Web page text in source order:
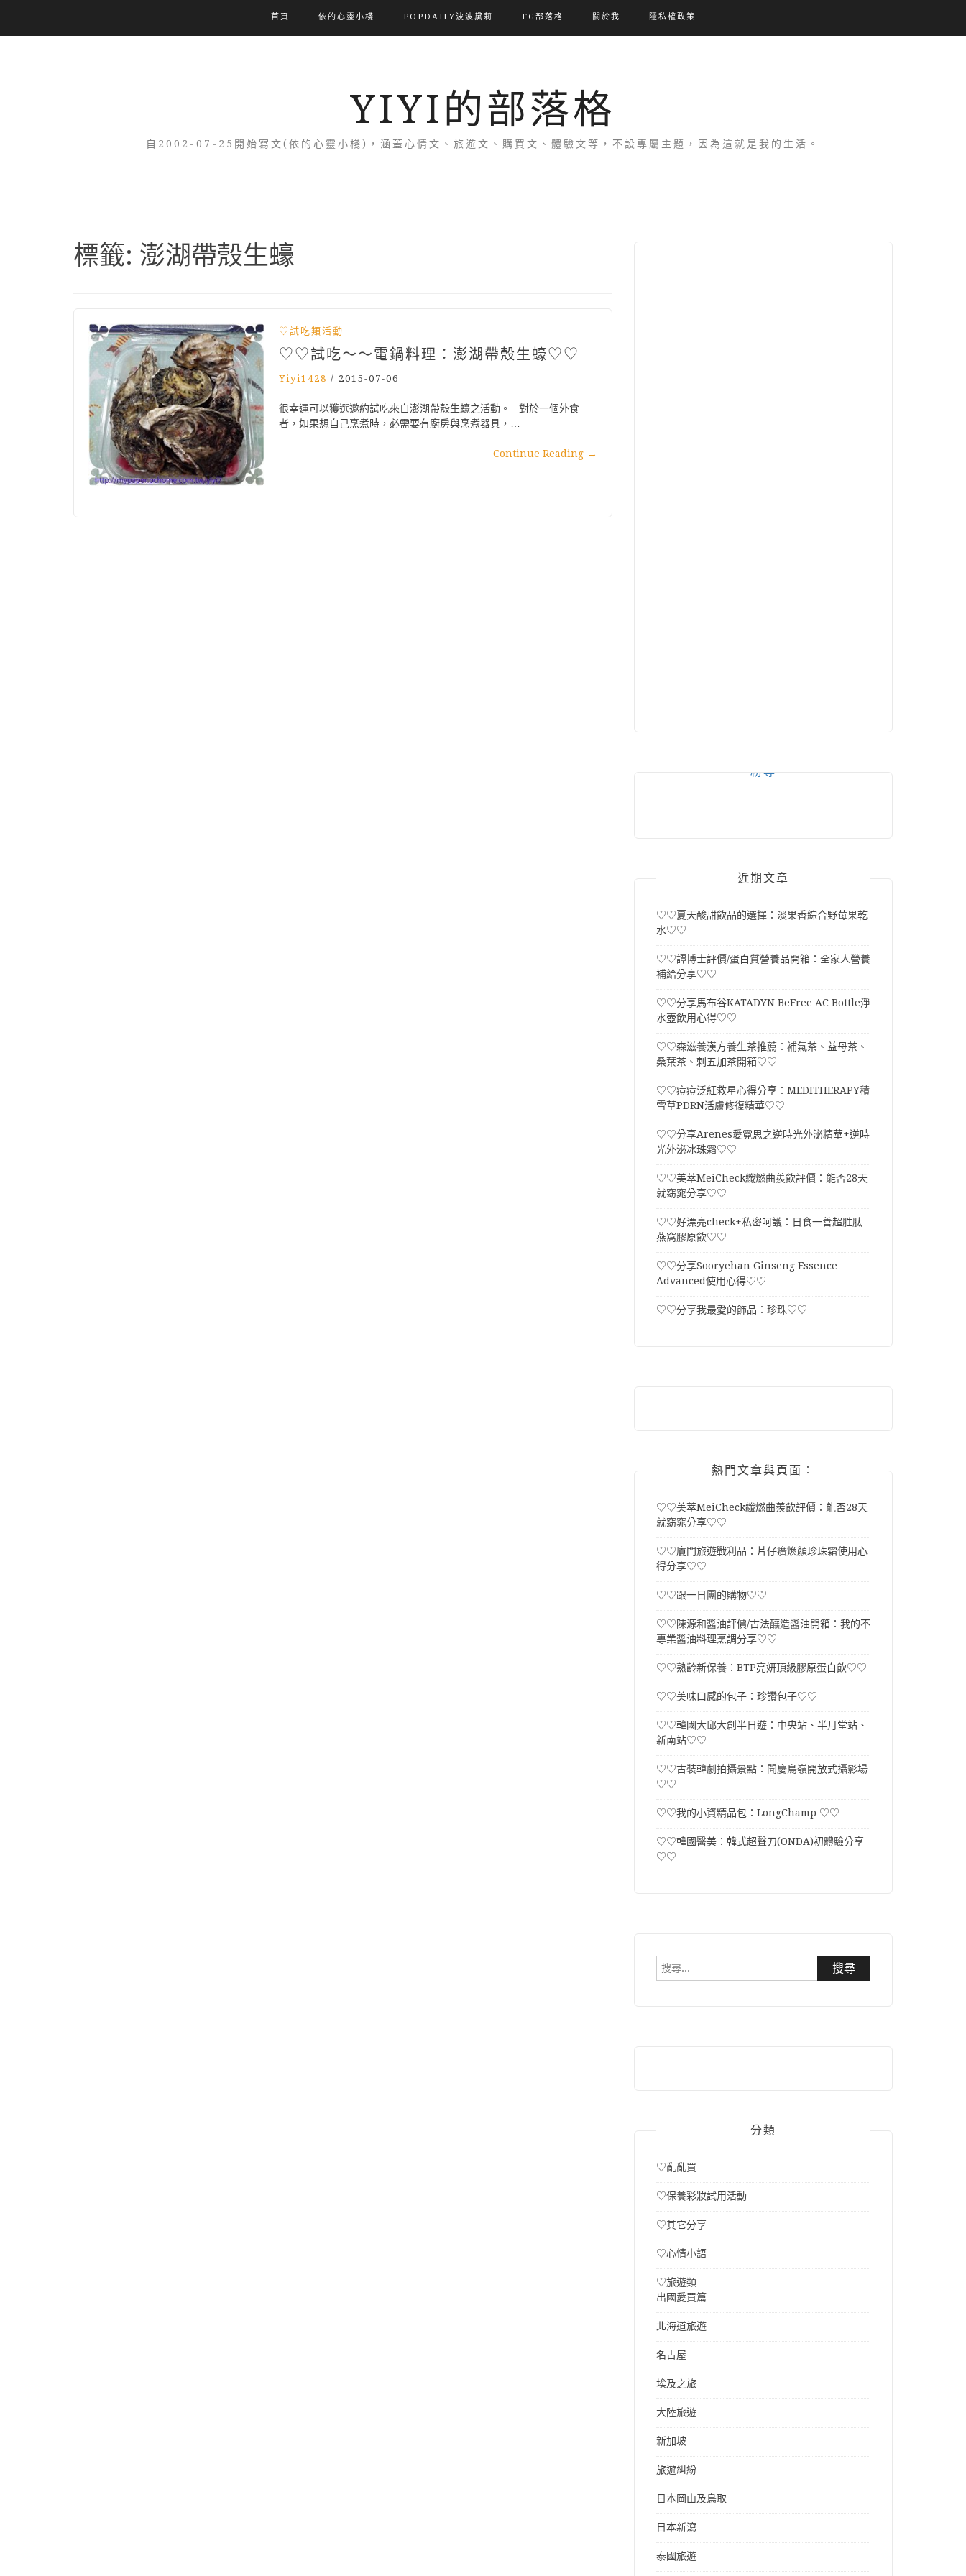
首頁 依的心靈小棧 POPDAILY波波黛莉 FG部落格 關於我 隱私權政策
YIYI的部落格
自2002-07-25開始寫文(依的心靈小棧)，涵蓋心情文、旅遊文、購買文、體驗文等，不設專屬主題，因為這就是我的生活。
標籤: 澎湖帶殼生蠔
♡試吃類活動
♡♡試吃～～電鍋料理：澎湖帶殼生蠔♡♡
Yiyi1428 / 2015-07-06
很幸運可以獲選邀約試吃來自澎湖帶殼生蠔之活動。 對於一個外食
者，如果想自己烹煮時，必需要有廚房與烹煮器具，…
Continue Reading →
粉專
近期文章
♡♡夏天酸甜飲品的選擇：淡果香綜合野莓果乾
水♡♡
♡♡譚博士評價/蛋白質營養品開箱：全家人營養
補給分享♡♡
♡♡分享馬布谷KATADYN BeFree AC Bottle淨
水壺飲用心得♡♡
♡♡森滋養漢方養生茶推薦：補氣茶、益母茶、
桑葉茶、刺五加茶開箱♡♡
♡♡痘痘泛紅救星心得分享：MEDITHERAPY積
雪草PDRN活膚修復精華♡♡
♡♡分享Arenes愛霓思之逆時光外泌精華+逆時
光外泌冰珠霜♡♡
♡♡美萃MeiCheck纖燃曲羨飲評價：能否28天
就窈窕分享♡♡
♡♡好漂亮check+私密呵護：日食一善超胜肽
燕窩膠原飲♡♡
♡♡分享Sooryehan Ginseng Essence
Advanced使用心得♡♡
♡♡分享我最愛的飾品：珍珠♡♡
熱門文章與頁面︰
♡♡美萃MeiCheck纖燃曲羨飲評價：能否28天
就窈窕分享♡♡
♡♡廈門旅遊戰利品：片仔癀煥顏珍珠霜使用心
得分享♡♡
♡♡跟一日團的購物♡♡
♡♡陳源和醬油評價/古法釀造醬油開箱：我的不
專業醬油料理烹調分享♡♡
♡♡熟齡新保養：BTP亮妍頂級膠原蛋白飲♡♡
♡♡美味口感的包子：珍讚包子♡♡
♡♡韓國大邱大創半日遊：中央站、半月堂站、
新南站♡♡
♡♡古裝韓劇拍攝景點：聞慶鳥嶺開放式攝影場
♡♡
♡♡我的小資精品包：LongChamp ♡♡
♡♡韓國醫美：韓式超聲刀(ONDA)初體驗分享
♡♡
搜
分類
♡亂亂買
♡保養彩妝試用活動
♡其它分享
♡心情小語
♡旅遊類
出國愛買篇
北海道旅遊
名古屋
埃及之旅
大陸旅遊
新加坡
旅遊糾紛
日本岡山及鳥取
日本新瀉
泰國旅遊